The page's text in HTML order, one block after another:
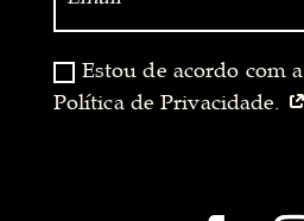
‏‏‎ ‎
Estou de acordo com a
Política de Privacidade.